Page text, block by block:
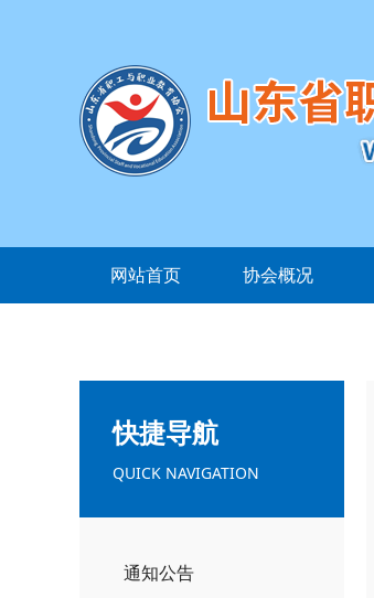
网站首页 协会概况
快捷导航
QUICK NAVIGATION
通知公告